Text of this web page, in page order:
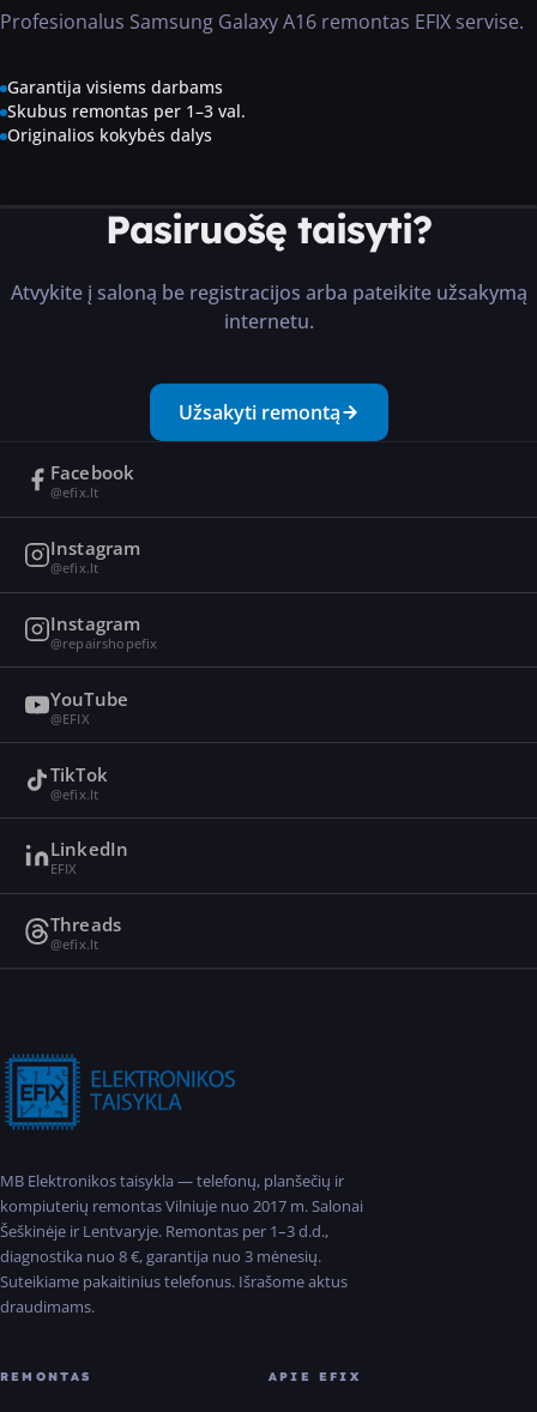
Profesionalus Samsung Galaxy A16 remontas EFIX servise.
Garantija visiems darbams
Skubus remontas per 1–3 val.
Originalios kokybės dalys
Pasiruošę taisyti?
Atvykite į saloną be registracijos arba pateikite užsakymą
internetu.
Užsakyti remontą
Facebook
@efix.lt
Instagram
@efix.lt
Instagram
@repairshopefix
YouTube
@EFIX
TikTok
@efix.lt
LinkedIn
EFIX
Threads
@efix.lt
MB Elektronikos taisykla — telefonų, planšečių ir
kompiuterių remontas Vilniuje nuo 2017 m. Salonai
Šeškinėje ir Lentvaryje. Remontas per 1–3 d.d.,
diagnostika nuo 8 €, garantija nuo 3 mėnesių.
Suteikiame pakaitinius telefonus. Išrašome aktus
draudimams.
REMONTAS APIE EFIX